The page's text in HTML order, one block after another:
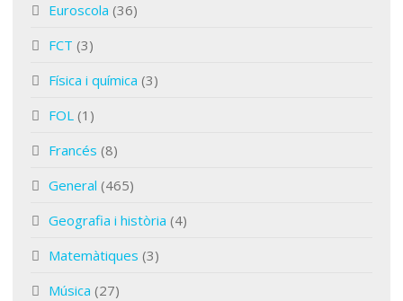
Euroscola (36)
FCT (3)
Física i química (3)
FOL (1)
Francés (8)
General (465)
Geografia i història (4)
Matemàtiques (3)
Música (27)